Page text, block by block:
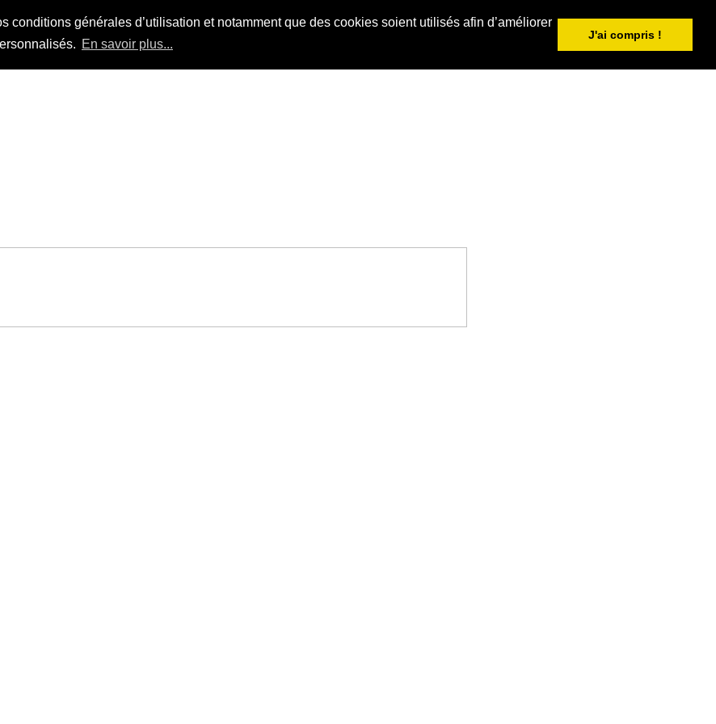
conditions générales d’utilisation et notamment que des cookies soient utilisés afin d’améliorer
En savoir plus...
J'ai compris !